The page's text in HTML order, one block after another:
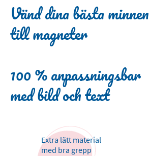
Vänd dina bästa minnen
till magneter
100 % anpassningsbar
med bild och text
Extra lätt material
med bra grepp